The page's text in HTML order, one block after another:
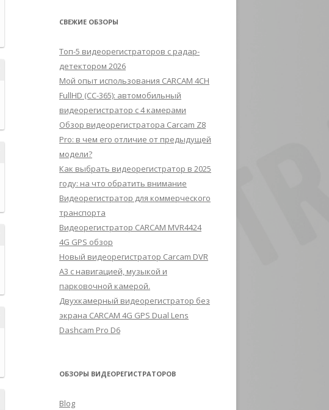
СВЕЖИЕ ОБЗОРЫ
Топ-5 видеорегистраторов с радар-
детектором 2026
Мой опыт использования CARCAM 4CH
FullHD (CC-365): автомобильный
видеорегистратор с 4 камерами
Обзор видеорегистратора Carcam Z8
Pro: в чем его отличие от предыдущей
модели?
Как выбрать видеорегистратор в 2025
году: на что обратить внимание
Видеорегистратор для коммерческого
транспорта
Видеорегистратор CARCAM MVR4424
4G GPS обзор
Новый видеорегистратор Carcam DVR
A3 с навигацией, музыкой и
парковочной камерой.
Двухкамерный видеорегистратор без
экрана CARCAM 4G GPS Dual Lens
Dashcam Pro D6
ОБЗОРЫ ВИДЕОРЕГИСТРАТОРОВ
Blog